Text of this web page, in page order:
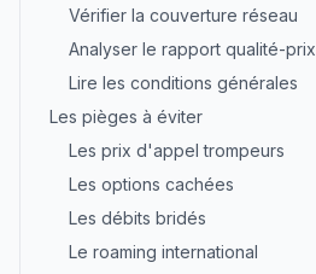
Vérifier la couverture réseau
Analyser le rapport qualité-prix
Lire les conditions générales
Les pièges à éviter
Les prix d'appel trompeurs
Les options cachées
Les débits bridés
Le roaming international